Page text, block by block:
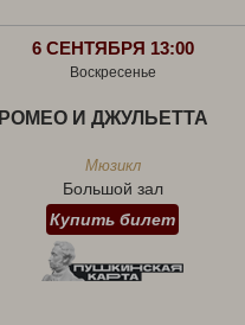
6 СЕНТЯБРЯ 13:00
Воскресенье
РОМЕО И ДЖУЛЬЕТТА
Мюзикл
Большой зал
Купить билет